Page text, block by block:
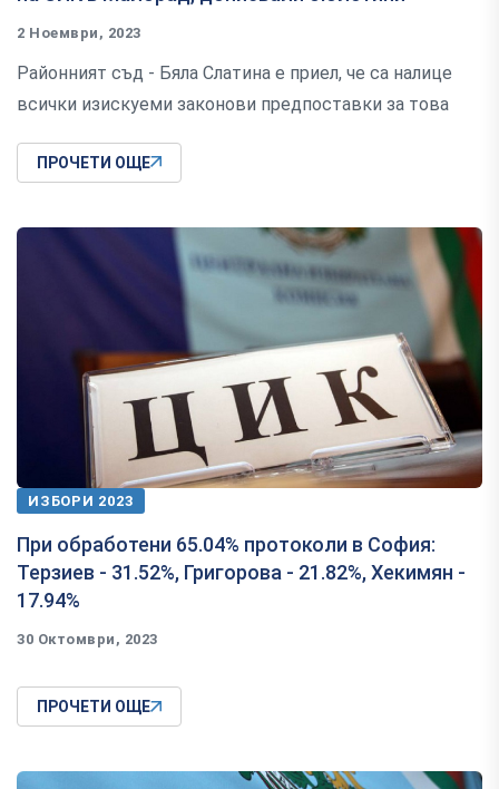
2 Ноември, 2023
Районният съд - Бяла Слатина е приел, че са налице
всички изискуеми законови предпоставки за това
ПРОЧЕТИ ОЩЕ
ИЗБОРИ 2023
При обработени 65.04% протоколи в София:
Терзиев - 31.52%, Григорова - 21.82%, Хекимян -
17.94%
30 Октомври, 2023
ПРОЧЕТИ ОЩЕ